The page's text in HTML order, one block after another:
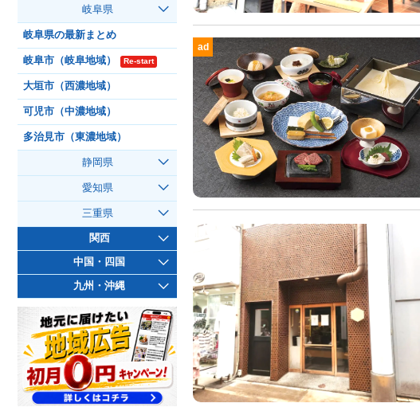
ad
岐阜県
岐阜県の最新まとめ
岐阜市（岐阜地域） Re-start
大垣市（西濃地域）
可児市（中濃地域）
多治見市（東濃地域）
静岡県
愛知県
三重県
関西
中国・四国
九州・沖縄